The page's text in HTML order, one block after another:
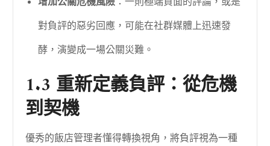
對負評的惡劣回應，可能在社群媒體上迅速發
酵，演變成一場公關災難。
1.3 重新定義負評：從危機
到契機
優秀的飯店管理者懂得轉換視角，將負評視為一種